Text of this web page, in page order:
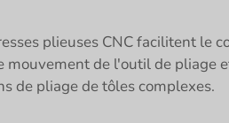
plieuses CNC facilitent
de l'outil de pliage
de pliage de tôles complexes.